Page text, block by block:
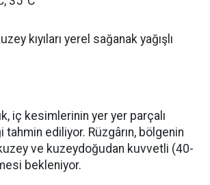
kıyıları yerel sağanak yağışlı
iç kesimlerinin yer yer parçalı
ediliyor. Rüzgârın, bölgenin
ve kuzeydoğudan kuvvetli (40-
bekleniyor.